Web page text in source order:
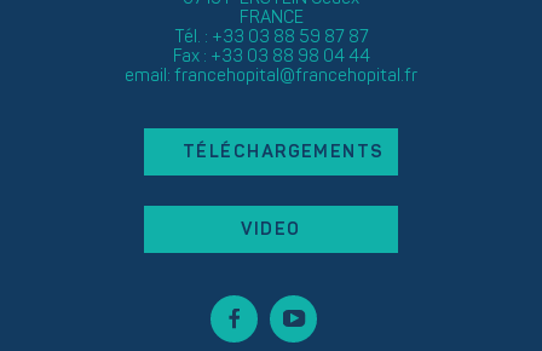
FRANCE
Tél. : +33 03 88 59 87 87
Fax : +33 03 88 98 04 44
email: francehopital@francehopital.fr
TÉLÉCHARGEMENTS
VIDEO